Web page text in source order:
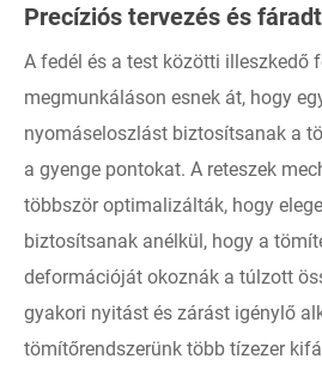
Precíziós tervezés és
A fedél és a test közötti illeszkedő
megmunkáláson esnek át, hogy
nyomáseloszlást biztosítsanak a
a gyenge pontokat. A reteszek
többször optimalizálták, hogy
biztosítsanak anélkül, hogy a
deformációját okoznák a túlzott
gyakori nyitást és zárást igénylő
tömítőrendszerünk több tízezer